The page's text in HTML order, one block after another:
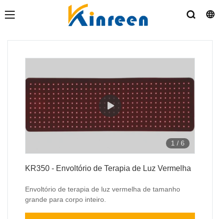
1 / 6
KR350 - Envoltório de Terapia de Luz Vermelha
Envoltório de terapia de luz vermelha de tamanho
grande para corpo inteiro.